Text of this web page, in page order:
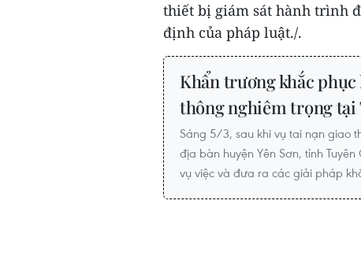
thiết bị giám sát hành trình
định của pháp luật./.
Khẩn trương khắc
thông nghiêm trọng tại
Sáng 5/3, sau khi vụ tai nạn giao
địa bàn huyện Yên Sơn, tỉnh
vụ việc và đưa ra các giải pháp